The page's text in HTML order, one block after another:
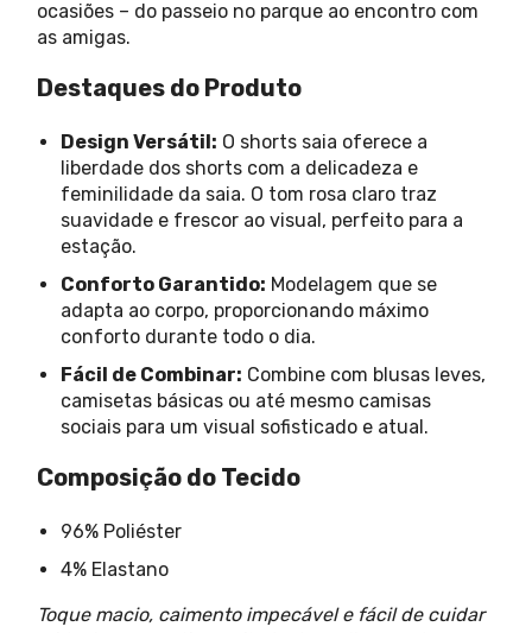
ocasiões – do passeio no parque ao encontro com
as amigas.
Destaques do Produto
Design Versátil: O shorts saia oferece a
liberdade dos shorts com a delicadeza e
feminilidade da saia. O tom rosa claro traz
suavidade e frescor ao visual, perfeito para a
estação.
Conforto Garantido: Modelagem que se
adapta ao corpo, proporcionando máximo
conforto durante todo o dia.
Fácil de Combinar: Combine com blusas leves,
camisetas básicas ou até mesmo camisas
sociais para um visual sofisticado e atual.
Composição do Tecido
96% Poliéster
4% Elastano
Toque macio, caimento impecável e fácil de cuidar